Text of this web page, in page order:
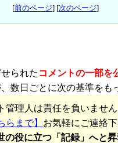
[前のページ] [次のページ]
られた コメントの一部を
数日ごとに次の基準をも
理人は責任を負いません
らまで】 お気軽にご連絡下
役に立つ「記録」へと昇